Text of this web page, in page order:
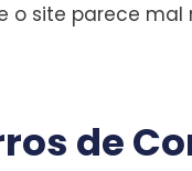
o site parece
de